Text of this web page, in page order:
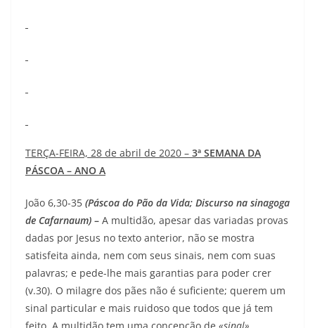
TERÇA-FEIRA, 28 de abril de 2020 – 3ª SEMANA DA
PÁSCOA – ANO A
João 6,30-35 (Páscoa do Pão da Vida; Discurso na sinagoga
de Cafarnaum) – A multidão, apesar das variadas provas
dadas por Jesus no texto anterior, não se mostra
satisfeita ainda, nem com seus sinais, nem com suas
palavras; e pede-lhe mais garantias para poder crer
(v.30). O milagre dos pães não é suficiente; querem um
sinal particu­lar e mais ruidoso que todos que já tem